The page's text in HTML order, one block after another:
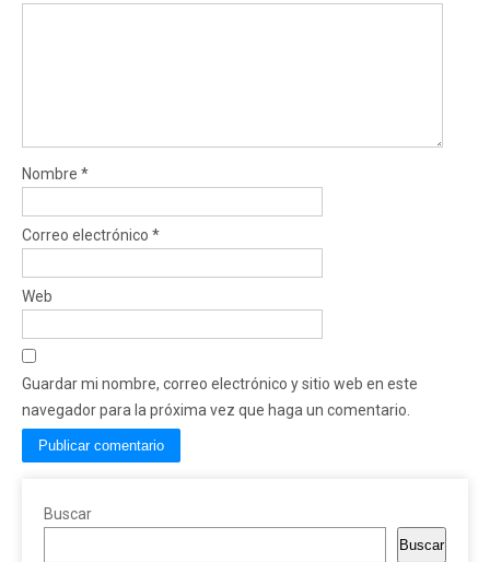
Nombre *
Correo electrónico *
Web
Guardar mi nombre, correo electrónico y sitio web en este
navegador para la próxima vez que haga un comentario.
Buscar
Buscar